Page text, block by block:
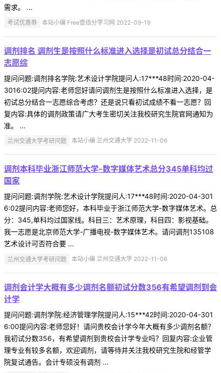
需求。 ...
考试优惠券 本站小编 Free壹佰分学习网 2022-09-19
调剂排名 调剂生是按照什么标准进入选择是初试总分结合一
志愿综
提问问题:调剂排名学院:艺术设计学院提问人:17***48时间:2020-04-
3016:02提问内容:老师您好请问调剂生是按照什么标准进入选择，是
初试总分结合一志愿综合考虑？还是说只看初试成绩不看一志愿？回
复内容:具体的调剂政策请广大考生密切关注我校研究生院官网通知为
准。 ...
兰州交通大学考研问题 本站小编 兰州交通大学 2022-11-06
调剂本科毕业浙江师范大学-数字媒体艺术总分345单科均过
国家
提问问题:调剂学院:艺术设计学院提问人:17***48时间:2020-04-301
6:02提问内容:老师您好，本科毕业于浙江师范大学-数字媒体艺术。总
分：345,单科均过国家线。科目三：艺术原理，科目四：影视基础。
我一志愿是北京师范大学-广播电视-数字媒体艺术。请问调剂135108
艺术设计可否符合要 ...
兰州交通大学考研问题 本站小编 兰州交通大学 2022-11-06
调剂会计学大概有多少调剂名额初试分数356有希望调剂到会
计学
提问问题:调剂学院:经济管理学院提问人:15***42时间:2020-04-301
6:00提问内容:老师您好！请问贵校会计学今年大概有多少调剂名额？
我初试分数356，有希望调剂到贵校会计学专业吗？回复内容:企业管
理专业有较多名额，欢迎调剂，请等待并关注我校研究生院和经管学
院复试通告。会计专硕没有调剂 ...